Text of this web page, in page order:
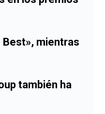
, mientras
también ha